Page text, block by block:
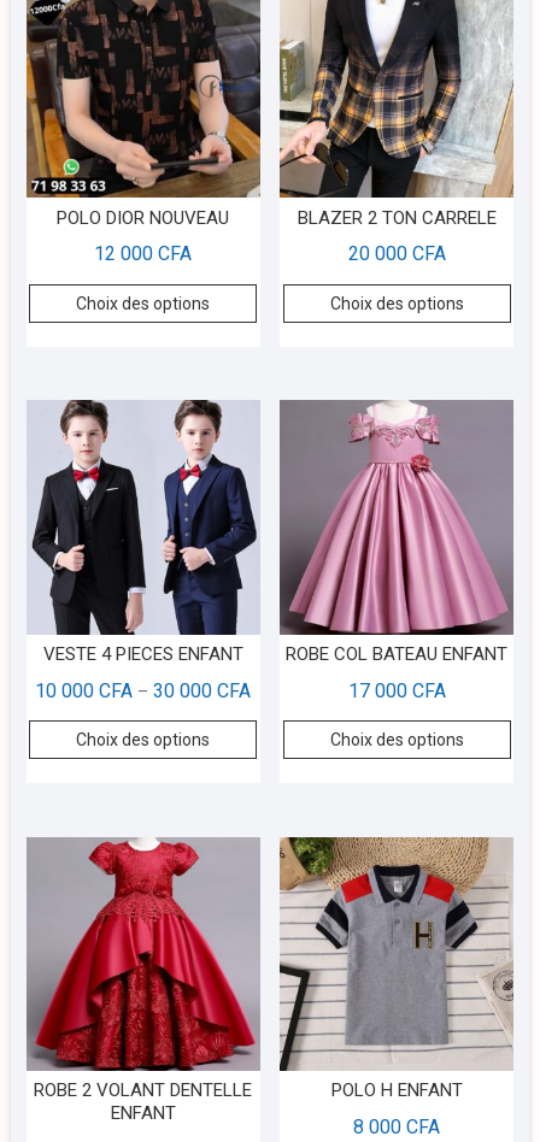
POLO DIOR NOUVEAU
12 000CFA
Choix des options
BLAZER 2 TON CARRELE
20 000 CFA
Choix des options
VESTE 4 PIECES ENFANT
10 000CFA –30 000CFA
Choix des options
ROBE COL BATEAU ENFANT
17 000 CFA
Choix des options
ROBE 2 VOLANT DENTELLE
ENFANT
POLO H ENFANT
8 000CFA